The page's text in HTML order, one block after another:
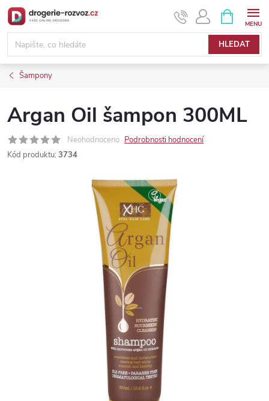
Přejít
na
obsah
HLEDAT
NÁKUPNÍ
KOŠÍK
Šampony
Argan Oil šampon 300ML
Neohodnoceno Podrobnosti hodnocení
Kód produktu: 3734